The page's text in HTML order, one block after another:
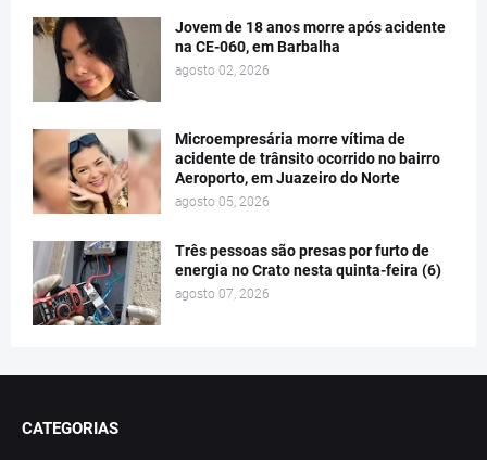
Jovem de 18 anos morre após acidente
na CE-060, em Barbalha
agosto 02, 2026
Microempresária morre vítima de
acidente de trânsito ocorrido no bairro
Aeroporto, em Juazeiro do Norte
agosto 05, 2026
Três pessoas são presas por furto de
energia no Crato nesta quinta-feira (6)
agosto 07, 2026
CATEGORIAS